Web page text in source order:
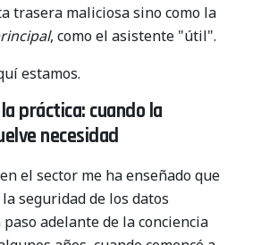
trasera maliciosa sino como la
, como el asistente "útil".
estamos.
práctica: cuando la
necesidad
el sector me ha enseñado que
seguridad de los datos
adelante de la conciencia